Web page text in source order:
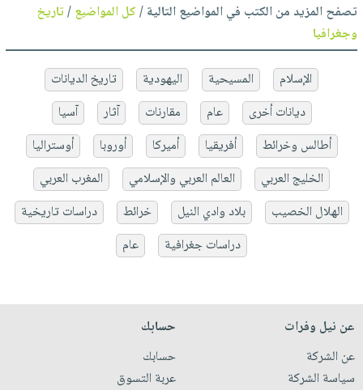
تصفح المزيد من الكتب في المواضيع التالية /كل المواضيع/تاريخ
وجغرافيا
الإسلام المسيحية اليهودية
تاريخ الديانات
ديانات أخرى
عام مقارنات آثار
آسيا
أطالس وخرائط
أفريقيا أميركا أوروبا
أوستراليا
الخليج العربي
العالم العربي والإسلامي
المغرب العربي
الهلال الخصيب
بلاد وادي النيل خرائط
دراسات تاريخية
دراسات جغرافية
عام
عن نيل وفرات
عن الشركة
سياسة الشركة
حسابك
حسابك
عربة التسوق